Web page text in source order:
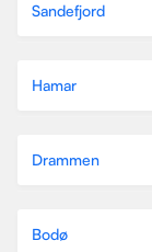
Sandefjord
Hamar
Drammen
Bodø